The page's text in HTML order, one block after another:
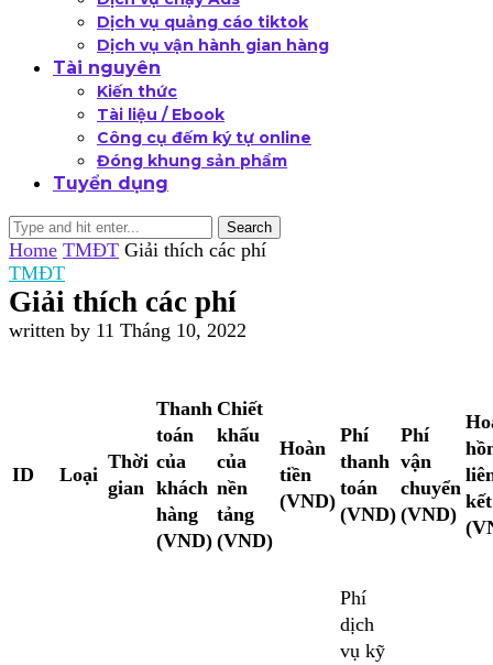
Dịch vụ quảng cáo tiktok
Dịch vụ vận hành gian hàng
Tài nguyên
Kiến thức
Tài liệu / Ebook
Công cụ đếm ký tự online
Đóng khung sản phẩm
Tuyển dụng
Search
Home TMĐT Giải thích các phí
TMĐT
Giải thích các phí
written by 11 Tháng 10, 2022
ID Loại
Thời
gian
Thanh
toán
của
khách
hàng
(VND)
Chiết
khấu
của
nền
tảng
(VND)
Hoàn
tiền
(VND)
Phí
thanh
toán
(VND)
Phí
vận
chuyển
(VND)
kết
Phí
dịch
vụ kỹ